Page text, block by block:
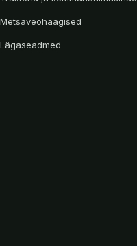
Metsaveohaagised
Lägaseadmed